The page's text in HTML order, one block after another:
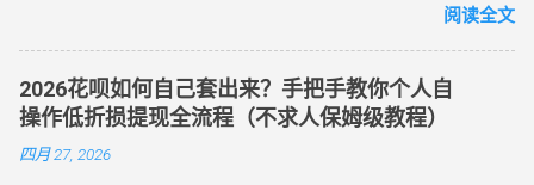
钟内 8%-15% ★★★☆☆ 小额紧急周转 虚拟卡券折现 1 小时内
4%-8% ★★★★☆ 日常规律性套现 亲友代付 即时到账 0%
★★★☆☆ 低频次隐私需求 四、2025 年花呗风控破解策略
（实操级指南） （一）行为模拟防监测技巧 金额控制 ：单次
间间隔 ：两次操作间隔≥72 小时，模拟真实消费周期 场景多元
时应遵循以下步骤： 实名注册： 优质的刷花呗 App 必...
年新规：微信支付强化分付风控，禁止直接套现（引用央行
（第三方支付研究院数据） 主流方式：通过虚拟商品交易（占
比68%）、线下商家合作（占比22%） 二、微信分付套现操作
指南（2025最新流程） 官方渠道：分付还款抵扣（合规但有限
制） 路径：微信→钱包→分付→还款→使用分付额度还款 限
阅读全文
2026花呗如何自己套出来？手把手教你个人自
操作低折损提现全流程（不求人保姆级教程）
四月 27, 2026